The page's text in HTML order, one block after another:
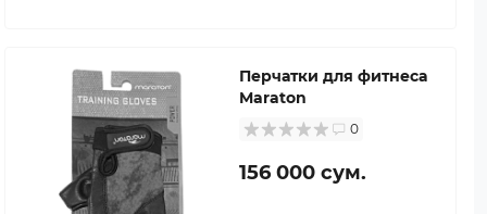
Перчатки для фитнеса
Maraton
0
156 000 сум.